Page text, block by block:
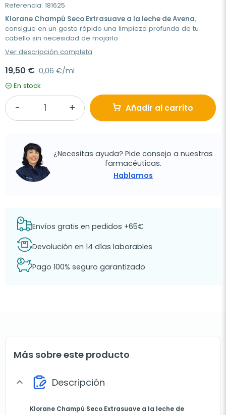
Referencia: 181625
Klorane Champú Seco Extrasuave a la leche de Avena,
consigue en un gesto rápido una limpieza profunda de tu
cabello sin necesidad de mojarlo.
Ver descripción completa
19,50 € 0,06 €/ml
En stock
Añadir al carrito
¿Necesitas ayuda? Pide consejo a nuestras
farmacéuticas.
Hablamos
Envíos gratis en pedidos +65€
Devolución en 14 días laborables
Pago 100% seguro garantizado
Más sobre este producto
expand_more Descripción
Klorane Champú Seco Extrasuave a la leche de